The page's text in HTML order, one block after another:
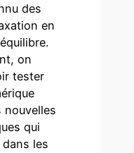
des
en
on
tester
nouvelles
qui
les